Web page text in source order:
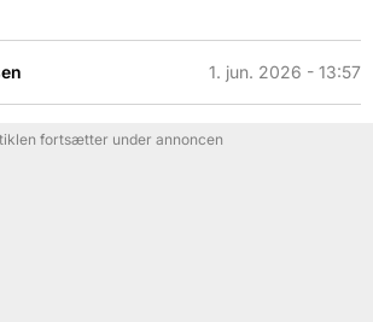
1. jun. 2026 - 13:57
fortsætter under annoncen